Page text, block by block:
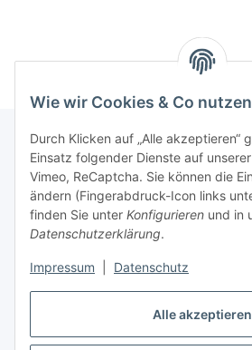
Alle akzeptieren
Wie wir Cookies & Co nutzen
Durch Klicken auf „Alle akzeptieren“
Einsatz folgender Dienste auf
Vimeo, ReCaptcha. Sie können die
ändern (Fingerabdruck-Icon links
finden Sie unter Konfigurieren und in
Datenschutzerklärung.
Impressum Datenschutz
Informationen
Gesetzliche Informationen